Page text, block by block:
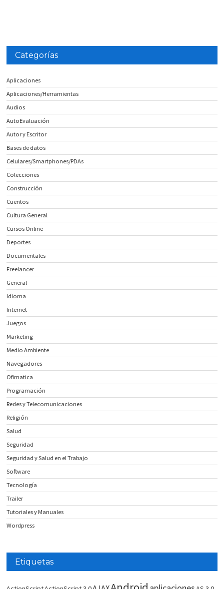
Categorías
Aplicaciones
Aplicaciones/Herramientas
Audios
AutoEvaluación
Autor y Escritor
Bases de datos
Celulares/Smartphones/PDAs
Colecciones
Construcción
Cuentos
Cultura General
Cursos Online
Deportes
Documentales
Freelancer
General
Idioma
Internet
Juegos
Marketing
Medio Ambiente
Navegadores
Ofimatica
Programación
Redes y Telecomunicaciones
Religión
Salud
Seguridad
Seguridad y Salud en el Trabajo
Software
Tecnología
Trailer
Tutoriales y Manuales
Wordpress
Etiquetas